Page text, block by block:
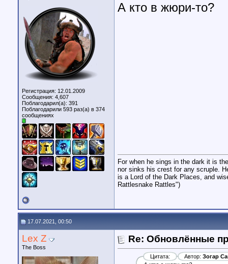
Регистрация: 12.01.2009
Сообщения: 4,607
Поблагодарил(а): 391
Поблагодарили 593 раз(а) в 374
сообщениях
А кто в жюри-то?
For when he sings in the dark it is
nor sinks his crest for any scruple.
is a Lord of the Dark Places, and
Rattlesnake Rattles")
17.07.2021, 00:50
Lex Z
The Boss
Re: Обновлённые
Цитата: Автор: Зогар